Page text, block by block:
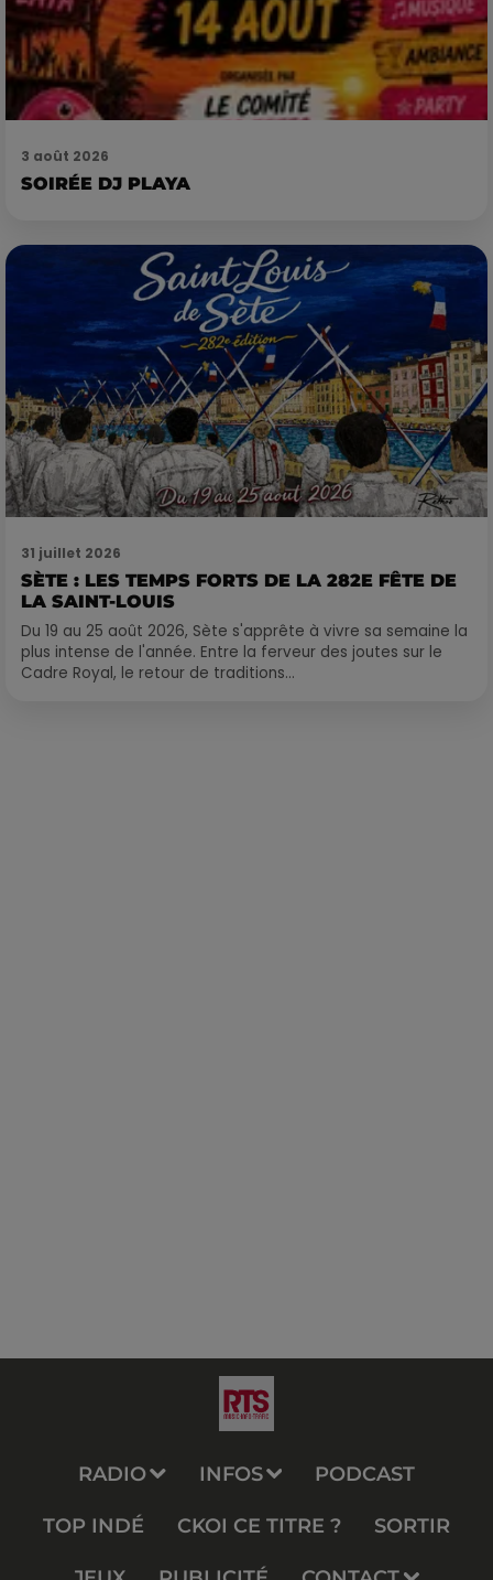
3 août 2026
SOIRÉE DJ PLAYA
31 juillet 2026
SÈTE : LES TEMPS FORTS DE LA 282E FÊTE DE
LA SAINT-LOUIS
Du 19 au 25 août 2026, Sète s'apprête à vivre sa semaine la
plus intense de l'année. Entre la ferveur des joutes sur le
Cadre Royal, le retour de traditions...
RADIO INFOS PODCAST
TOP INDÉ CKOI CE TITRE ? SORTIR